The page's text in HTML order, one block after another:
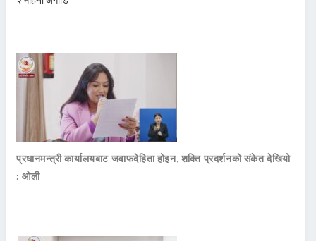
प्रधानमन्त्री कार्यालयबाट जवाफदेहिता होइन, शक्ति प्रदर्शनको संकेत देखियो
: ओली